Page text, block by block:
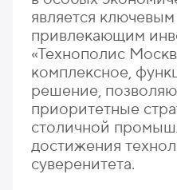
является
привлекающим
«Технополис
комплексное,
решение,
приоритетные
столичной
достижения
суверенитета.